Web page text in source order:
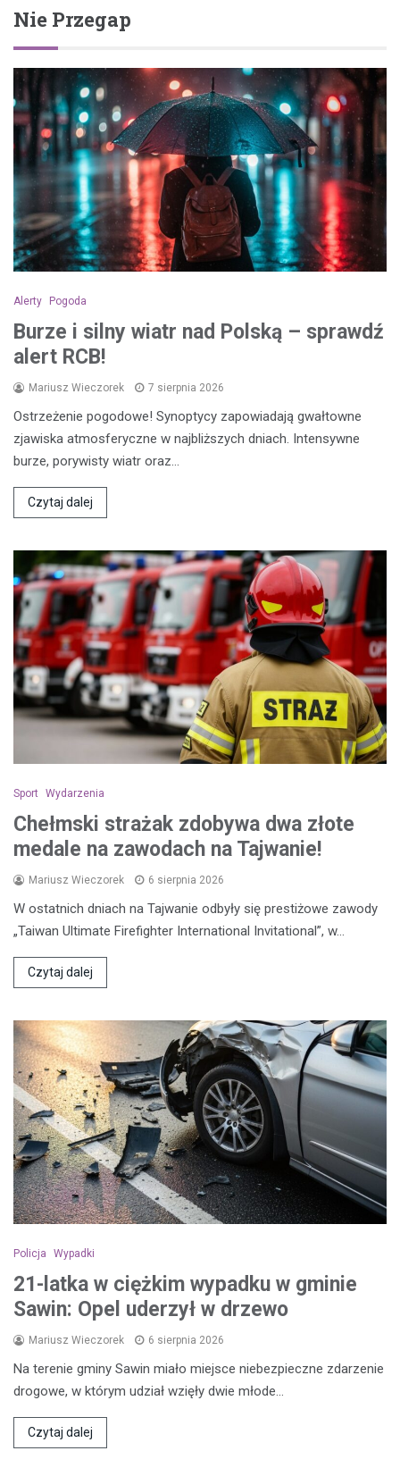
Nie Przegap
Alerty Pogoda
Burze i silny wiatr nad Polską – sprawdź
alert RCB!
Mariusz Wieczorek 7 sierpnia 2026
Ostrzeżenie pogodowe! Synoptycy zapowiadają gwałtowne
zjawiska atmosferyczne w najbliższych dniach. Intensywne
burze, porywisty wiatr oraz…
Czytaj dalej
Sport Wydarzenia
Chełmski strażak zdobywa dwa złote
medale na zawodach na Tajwanie!
Mariusz Wieczorek 6 sierpnia 2026
W ostatnich dniach na Tajwanie odbyły się prestiżowe zawody
„Taiwan Ultimate Firefighter International Invitational”, w…
Czytaj dalej
Policja Wypadki
21-latka w ciężkim wypadku w gminie
Sawin: Opel uderzył w drzewo
Mariusz Wieczorek 6 sierpnia 2026
Na terenie gminy Sawin miało miejsce niebezpieczne zdarzenie
drogowe, w którym udział wzięły dwie młode…
Czytaj dalej